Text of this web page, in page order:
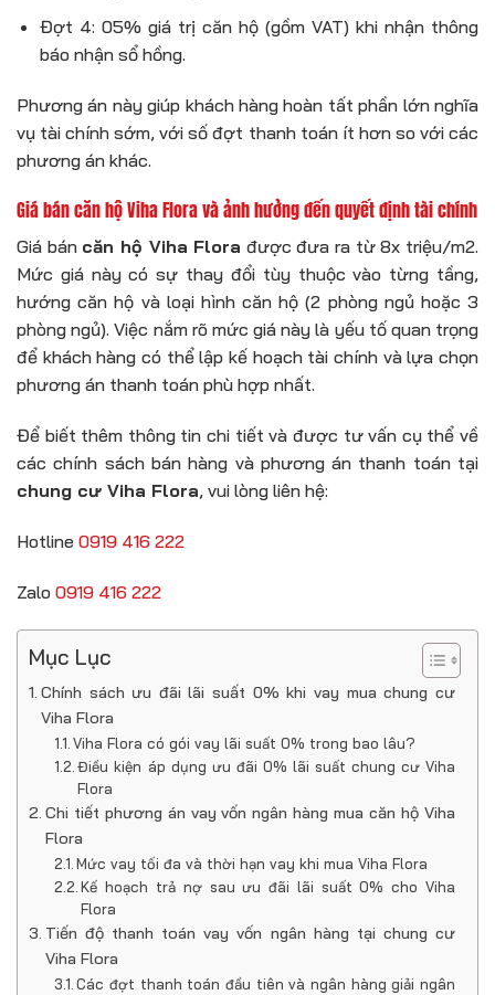
Đợt 4: 05% giá trị căn hộ (gồm VAT) khi nhận thông
báo nhận sổ hồng.
Phương án này giúp khách hàng hoàn tất phần lớn nghĩa
vụ tài chính sớm, với số đợt thanh toán ít hơn so với các
phương án khác.
Giá bán căn hộ Viha Flora và ảnh hưởng đến quyết định tài chính
Giá bán căn hộ Viha Flora được đưa ra từ 8x triệu/m2.
Mức giá này có sự thay đổi tùy thuộc vào từng tầng,
hướng căn hộ và loại hình căn hộ (2 phòng ngủ hoặc 3
phòng ngủ). Việc nắm rõ mức giá này là yếu tố quan trọng
để khách hàng có thể lập kế hoạch tài chính và lựa chọn
phương án thanh toán phù hợp nhất.
Để biết thêm thông tin chi tiết và được tư vấn cụ thể về
các chính sách bán hàng và phương án thanh toán tại
chung cư Viha Flora, vui lòng liên hệ:
Hotline 0919 416 222
Zalo 0919 416 222
Mục Lục
Chính sách ưu đãi lãi suất 0% khi vay mua chung cư
Viha Flora
Viha Flora có gói vay lãi suất 0% trong bao lâu?
Điều kiện áp dụng ưu đãi 0% lãi suất chung cư Viha
Flora
Chi tiết phương án vay vốn ngân hàng mua căn hộ Viha
Flora
Mức vay tối đa và thời hạn vay khi mua Viha Flora
Kế hoạch trả nợ sau ưu đãi lãi suất 0% cho Viha
Flora
Tiến độ thanh toán vay vốn ngân hàng tại chung cư
Viha Flora
Các đợt thanh toán đầu tiên và ngân hàng giải ngân